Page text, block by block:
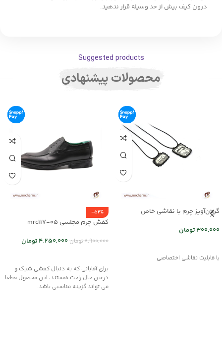
درون کیف بیش از حد وسیله قرار ندهید.
Suggested products
محصولات پیشنهادی
گردن‌آویز چرم با نقاشی خاص
300,000تومان
با قابلیت نقاشی اختصاصی
-52%
کفش چرم مجلسی mrc117-05
8,900,000تومان4,250,000تومان
برای آقایانی که به دنبال کفشی شیک و
درعین حال راحت هستند، این محصول قطعا
می تواند گزینه مناسبی باشد.